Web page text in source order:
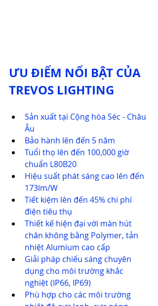
ƯU ĐIỂM NỔI BẬT CỦA
TREVOS LIGHTING
Sản xuất tại Cộng hòa Séc - Châu
Âu
Bảo hành lên đến 5 năm
Tuổi thọ lên đến 100,000 giờ
chuẩn L80B20
Hiệu suất phát sáng cao lên đến
173lm/W
Tiết kiệm lên đến 45% chi phí
điện tiêu thụ
Thiết kế hiện đại với màn hút
chân không bằng Polymer, tản
nhiệt Alumium cao cấp
Giải pháp chiếu sáng chuyên
dụng cho môi trường khắc
nghiệt (IP66, IP69)
Phù hợp cho các môi trường